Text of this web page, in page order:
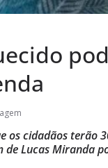
os cidadãos
de Lucas Miranda